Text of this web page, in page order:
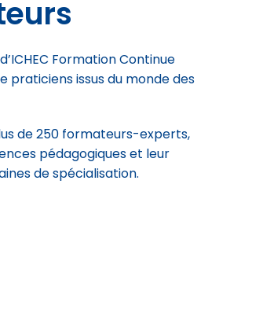
Formation Continue
praticiens issus du monde des
de 250 formateurs-experts,
pédagogiques et leur
de spécialisation.